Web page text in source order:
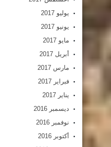
يوليو 2017
يونيو 2017
مايو 2017
أبريل 2017
مارس 2017
فبراير 2017
يناير 2017
ديسمبر 2016
نوفمبر 2016
أكتوبر 2016